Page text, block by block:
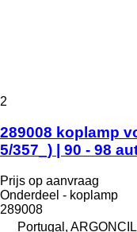
2
289008 koplamp
5/357_) | 90 - 98
Prijs op aanvraag
Onderdeel - koplamp
289008
Portugal,